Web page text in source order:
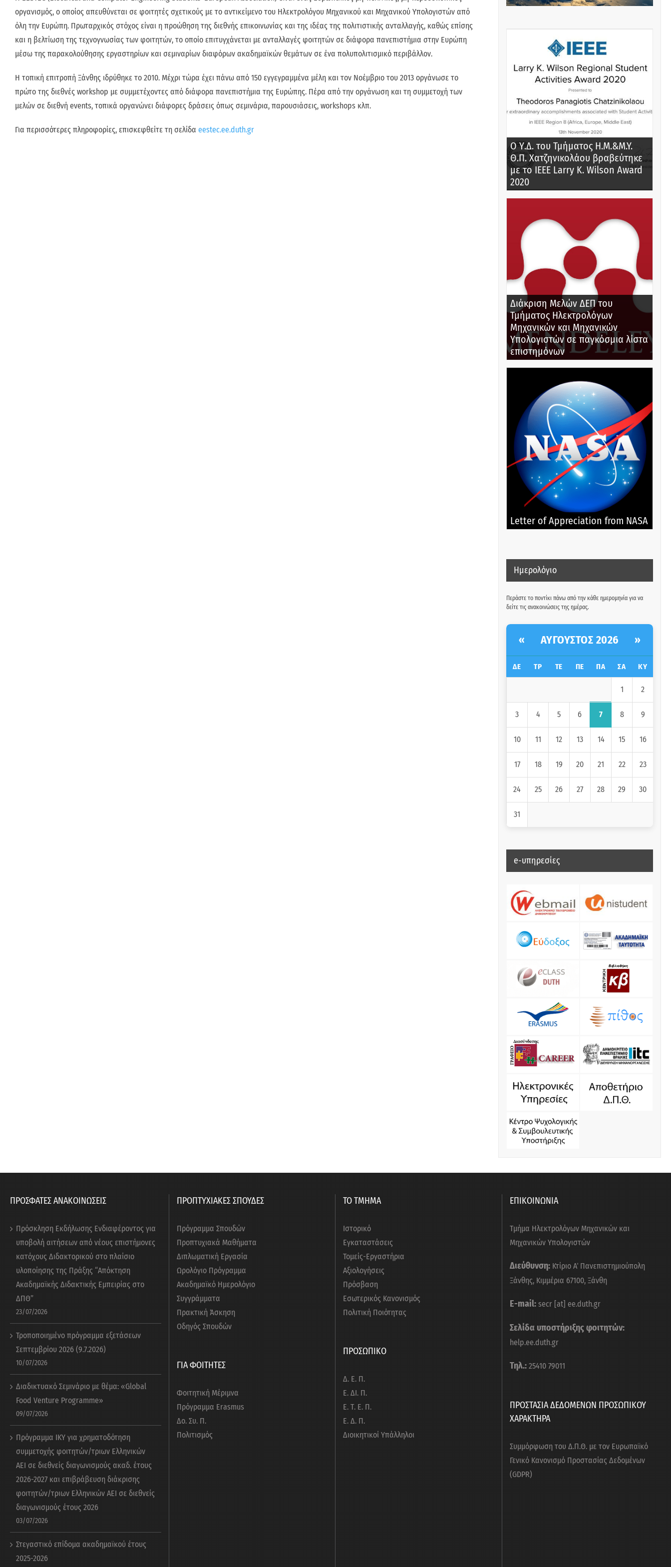
οργανισμός, ο οποίος απευθύνεται σε φοιτητές σχετικούς με το αντικείμενο του Ηλεκτρολόγου Μηχανικού και Μηχανικού Υπολογιστών από
όλη την Ευρώπη. Πρωταρχικός στόχος είναι η προώθηση της διεθνής επικοινωνίας και της ιδέας της πολιτιστικής ανταλλαγής, καθώς επίσης
και η βελτίωση της τεχνογνωσίας των φοιτητών, το οποίο επιτυγχάνεται με ανταλλαγές φοιτητών σε διάφορα πανεπιστήμια στην Ευρώπη
μέσω της παρακολούθησης εργαστηρίων και σεμιναρίων διαφόρων ακαδημαϊκών θεμάτων σε ένα πολυπολιτισμικό περιβάλλον.
Η τοπική επιτροπή Ξάνθης ιδρύθηκε το 2010. Μέχρι τώρα έχει πάνω από 150 εγγεγραμμένα μέλη και τον Νοέμβριο του 2013 οργάνωσε το
πρώτο της διεθνές workshop με συμμετέχοντες από διάφορα πανεπιστήμια της Ευρώπης. Πέρα από την οργάνωση και τη συμμετοχή των
μελών σε διεθνή events, τοπικά οργανώνει διάφορες δράσεις όπως σεμινάρια, παρουσιάσεις, workshops κλπ.
Για περισσότερες πληροφορίες, επισκεφθείτε τη σελίδα eestec.ee.duth.gr
Ο Υ.Δ. του Τμήματος Η.Μ.&M.Y.
Θ.Π. Χατζηνικολάου βραβεύτηκε
με το IEEE Larry K. Wilson Award
2020
Διάκριση Μελών ΔΕΠ του
Τμήματος Ηλεκτρολόγων
Μηχανικών και Μηχανικών
Υπολογιστών σε παγκόσμια λίστα
επιστημόνων
Letter of Appreciation from NASA
Ημερολόγιο
Περάστε το ποντίκι πάνω από την κάθε ημερομηνία για να
δείτε τις ανακοινώσεις της ημέρας.
« ΑΎΓΟΥΣΤΟΣ 2026 »
ΔΕ ΤΡ ΤΕ ΠΕ ΠΑ ΣΑ ΚΥ
1 2
3 4 5 6 7 8 9
10 11 12 13 14 15 16
17 18 19 20 21 22 23
24 25 26 27 28 29 30
31
e-υπηρεσίες
ΠΡΟΣΦΑΤΕΣ ΑΝΑΚΟΙΝΩΣΕΙΣ
Πρόσκληση Εκδήλωσης Ενδιαφέροντος για
υποβολή αιτήσεων από νέους επιστήμονες
κατόχους Διδακτορικού στο πλαίσιο
υλοποίησης της Πράξης “Απόκτηση
Ακαδημαϊκής Διδακτικής Εμπειρίας στο
ΔΠΘ”
23/07/2026
Τροποποιημένο πρόγραμμα εξετάσεων
Σεπτεμβρίου 2026 (9.7.2026)
10/07/2026
Διαδικτυακό Σεμινάριο με θέμα: «Global
Food Venture Programme»
09/07/2026
Πρόγραμμα ΙΚΥ για χρηματοδότηση
συμμετοχής φοιτητών/τριων Ελληνικών
ΑΕΙ σε διεθνείς διαγωνισμούς ακαδ. έτους
2026-2027 και επιβράβευση διάκρισης
φοιτητών/τριων Ελληνικών ΑΕΙ σε διεθνείς
διαγωνισμούς έτους 2026
03/07/2026
Στεγαστικό επίδομα ακαδημαϊκού έτους
2025-2026
ΠΡΟΠΤΥΧΙΑΚΕΣ ΣΠΟΥΔΕΣ
Πρόγραμμα Σπουδών
Προπτυχιακά Μαθήματα
Διπλωματική Εργασία
Ωρολόγιο Πρόγραμμα
Ακαδημαϊκό Ημερολόγιο
Συγγράμματα
Πρακτική Άσκηση
Οδηγός Σπουδών
ΓΙΑ ΦΟΙΤΗΤΕΣ
Φοιτητική Μέριμνα
Πρόγραμμα Erasmus
Δο. Συ. Π.
Πολιτισμός
ΤΟ ΤΜΗΜΑ
Ιστορικό
Εγκαταστάσεις
Τομείς-Εργαστήρια
Αξιολογήσεις
Πρόσβαση
Εσωτερικός Κανονισμός
Πολιτική Ποιότητας
ΠΡΟΣΩΠΙΚΟ
Δ. Ε. Π.
Ε. ΔΙ. Π.
Ε. Τ. Ε. Π.
Ε. Δ. Π.
Διοικητικοί Υπάλληλοι
ΕΠΙΚΟΙΝΩΝΙΑ
Τμήμα Ηλεκτρολόγων Μηχανικών και
Μηχανικών Υπολογιστών
Διεύθυνση:Κτίριο Α΄ Πανεπιστημιούπολη
Ξάνθης, Κιμμέρια 67100, Ξάνθη
E-mail:secr [at] ee.duth.gr
Σελίδα υποστήριξης φοιτητών:
help.ee.duth.gr
Τηλ.: 25410 79011
ΠΡΟΣΤΑΣΙΑ ΔΕΔΟΜΕΝΩΝ ΠΡΟΣΩΠΙΚΟΥ
ΧΑΡΑΚΤΗΡΑ
Συμμόρφωση του Δ.Π.Θ. με τον Ευρωπαϊκό
Γενικό Κανονισμό Προστασίας Δεδομένων
(GDPR)